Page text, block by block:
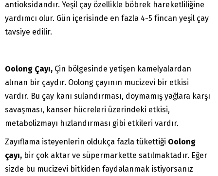
antioksidandır. Yeşil çay özellikle böbrek hareketliliğine
yardımcı olur. Gün içerisinde en fazla 4-5 fincan yeşil çay
tavsiye edilir.
Oolong Çayı, Çin bölgesinde yetişen kamelyalardan
alınan bir çaydır. Oolong çayının mucizevi bir etkisi
vardır. Bu çay kanı sulandırması, doymamış yağlara karşı
savaşması, kanser hücreleri üzerindeki etkisi,
metabolizmayı hızlandırması gibi etkileri vardır.
Zayıflama isteyenlerin oldukça fazla tükettiği Oolong
çayı, bir çok aktar ve süpermarkette satılmaktadır. Eğer
sizde bu mucizevi bitkiden faydalanmak istiyorsanız